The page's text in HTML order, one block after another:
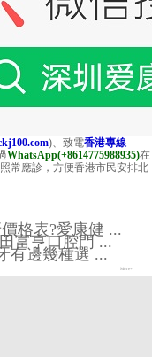
)、致電香港專線
WhatsApp(+8614775988935)在
常應診，方便香港市民安排北
格表?愛康健 ...
富亨口腔門 ...
有邊幾種選 ...
More+